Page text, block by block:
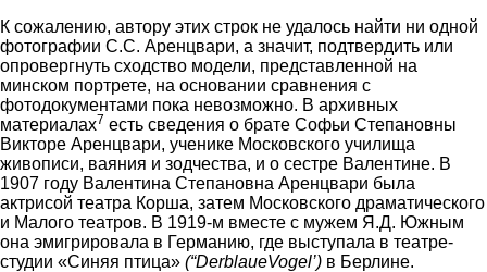
К сожалению, автору этих строк не удалось найти ни одной
фотографии С.С. Аренцвари, а значит, подтвердить или
опровергнуть сходство модели, представленной на
минском портрете, на основании сравнения с
фотодокументами пока невозможно. В архивных
материалах7 есть сведения о брате Софьи Степановны
Викторе Аренцвари, ученике Московского училища
живописи, ваяния и зодчества, и о сестре Валентине. В
1907 году Валентина Степановна Аренцвари была
актрисой театра Корша, затем Московского драматического
и Малого театров. В 1919-м вместе с мужем Я.Д. Южным
она эмигрировала в Германию, где выступала в театре-
студии «Синяя птица» (“DerblaueVogel’) в Берлине.